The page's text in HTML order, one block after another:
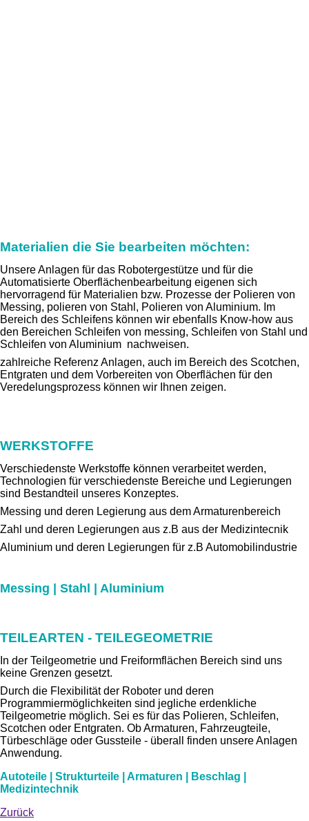
Materialien die Sie bearbeiten möchten:
Unsere Anlagen für das Robotergestütze und für die
Automatisierte Oberflächenbearbeitung eigenen sich
hervorragend für Materialien bzw. Prozesse der Polieren von
Messing, polieren von Stahl, Polieren von Aluminium. Im
Bereich des Schleifens können wir ebenfalls Know-how aus
den Bereichen Schleifen von messing, Schleifen von Stahl und
Schleifen von Aluminium nachweisen.
zahlreiche Referenz Anlagen, auch im Bereich des Scotchen,
Entgraten und dem Vorbereiten von Oberflächen für den
Veredelungsprozess können wir Ihnen zeigen.
WERKSTOFFE
Verschiedenste Werkstoffe können verarbeitet werden,
Technologien für verschiedenste Bereiche und Legierungen
sind Bestandteil unseres Konzeptes.
Messing und deren Legierung aus dem Armaturenbereich
Zahl und deren Legierungen aus z.B aus der Medizintecnik
Aluminium und deren Legierungen für z.B Automobilindustrie
Messing | Stahl | Aluminium
TEILEARTEN - TEILEGEOMETRIE
In der Teilgeometrie und Freiformflächen Bereich sind uns
keine Grenzen gesetzt.
Durch die Flexibilität der Roboter und deren
Programmiermöglichkeiten sind jegliche erdenkliche
Teilgeometrie möglich. Sei es für das Polieren, Schleifen,
Scotchen oder Entgraten. Ob Armaturen, Fahrzeugteile,
Türbeschläge oder Gussteile - überall finden unsere Anlagen
Anwendung.
Autoteile | Strukturteile | Armaturen | Beschlag |
Medizintechnik
Zurück